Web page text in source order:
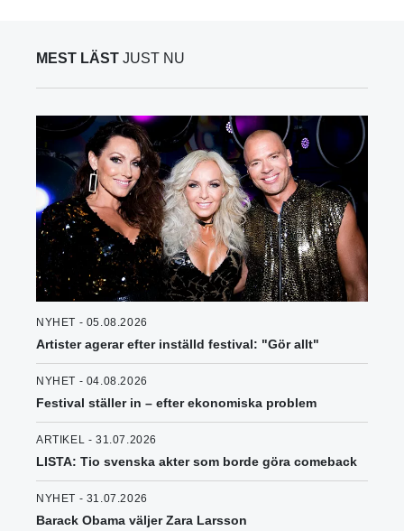
MEST LÄST JUST NU
NYHET - 05.08.2026
Artister agerar efter inställd festival: "Gör allt"
NYHET - 04.08.2026
Festival ställer in – efter ekonomiska problem
ARTIKEL - 31.07.2026
LISTA: Tio svenska akter som borde göra comeback
NYHET - 31.07.2026
Barack Obama väljer Zara Larsson